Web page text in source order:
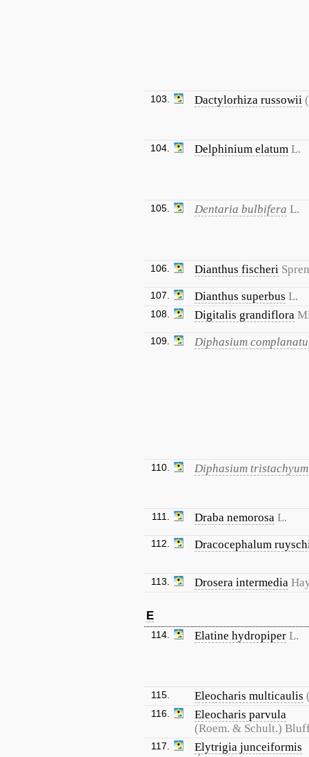
103. Dactylorhiza russowii
104. Delphinium elatum L.
105. Dentaria bulbifera L.
106. Dianthus fischeri
107. Dianthus superbus L.
108. Digitalis grandiflora
109. Diphasium
110. Diphasium tristachyum
111. Draba nemorosa L.
112. Dracocephalum
113. Drosera intermedia
E
114. Elatine hydropiper L.
115. Eleocharis multicaulis
116.
Eleocharis parvula
(Roem. & Schult.)
117.
Elytrigia junceiformis